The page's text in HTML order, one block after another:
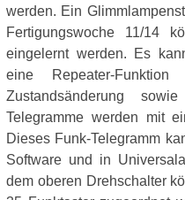
werden. Ein
Fertigungswoche 11/14
eingelernt werden. Es
eine Repeater-
Zustandsänderung
Telegramme werden mit
Dieses Funk-Telegramm
Software und in
dem oberen Drehschalter